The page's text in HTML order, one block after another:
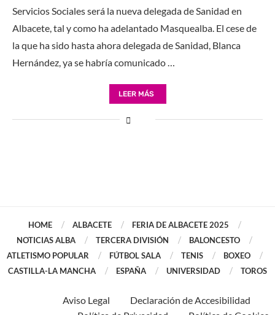
Servicios Sociales será la nueva delegada de Sanidad en
Albacete, tal y como ha adelantado Masquealba. El cese de
la que ha sido hasta ahora delegada de Sanidad, Blanca
Hernández, ya se habría comunicado …
LEER MÁS
HOME ALBACETE
FERIA DE ALBACETE 2025
NOTICIAS ALBA
TERCERA DIVISIÓN
BALONCESTO
ATLETISMO POPULAR
FÚTBOL SALA TENIS
BOXEO
CASTILLA-LA MANCHA
ESPAÑA UNIVERSIDAD TOROS
Aviso Legal
Declaración de Accesibilidad